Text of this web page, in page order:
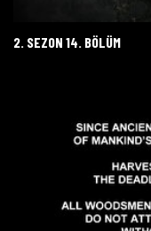
2. SEZON 14. BÖLÜM